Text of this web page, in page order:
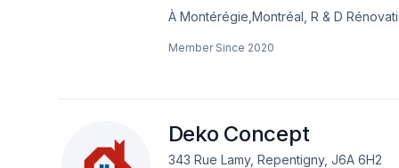
À Montérégie,Montréal, R & D
intérieur, Garage, Gypse,
Member Since 2020
Deko Concept
343 Rue Lamy, Repentigny, J6A 6H2